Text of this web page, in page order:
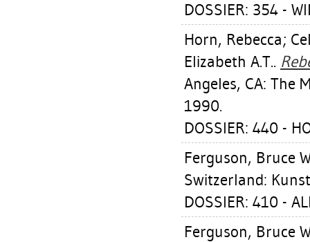
DOSSIER: 354 -
Horn, Rebecca;
Elizabeth A.T..
Angeles, CA: The
1990.
DOSSIER: 440 -
Ferguson, Bruce
Switzerland:
DOSSIER: 410 -
Ferguson, Bruce